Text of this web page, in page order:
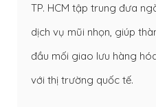
TP. HCM tập trung đưa
dịch vụ mũi nhọn, giúp
đầu mối giao lưu hàng
với thị trường quốc tế.